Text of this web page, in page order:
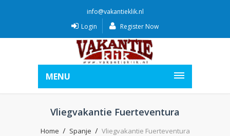
info@vakantieklik.nl
Login
Register Now
MENU
Vliegvakantie Fuerteventura
Home Spanje Vliegvakantie Fuerteventura